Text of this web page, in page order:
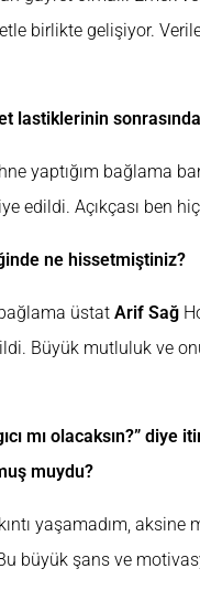
birlikte gelişiyor.
lastiklerinin
yaptığım bağlama
edildi. Açıkçası ben
ne hissetmiştiniz?
üstat Arif Sağ
Büyük mutluluk ve
mı olacaksın?” diye
muydu?
yaşamadım,
büyük şans ve